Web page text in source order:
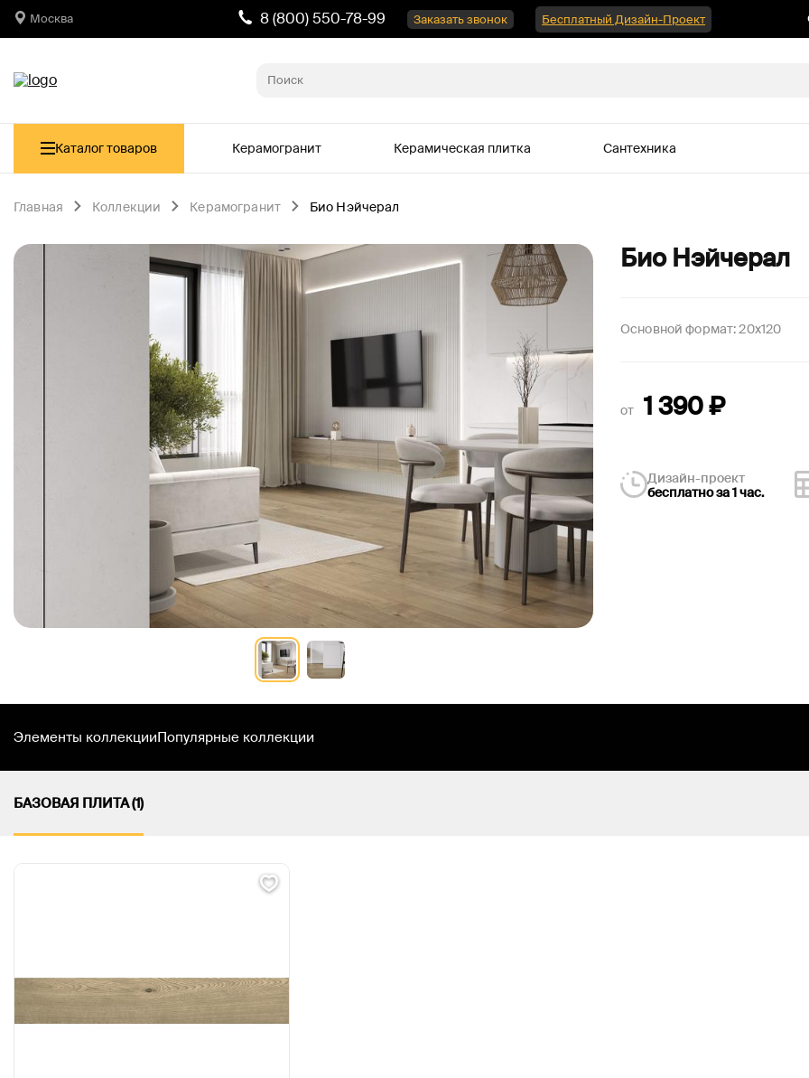
Москва 8 (800) 550-78-99 Заказать звонок Бесплатный Дизайн-Проект
Каталог товаров Керамогранит Керамическая плитка Сантехника
Главная Коллекции Керамогранит Био Нэйчерал
Био Нэйчерал
Основной формат:20x120
от 1 390₽
Дизайн-проект
бесплатно за 1 час.
Элементы коллекцииПопулярные коллекции
БАЗОВАЯ ПЛИТА (1)